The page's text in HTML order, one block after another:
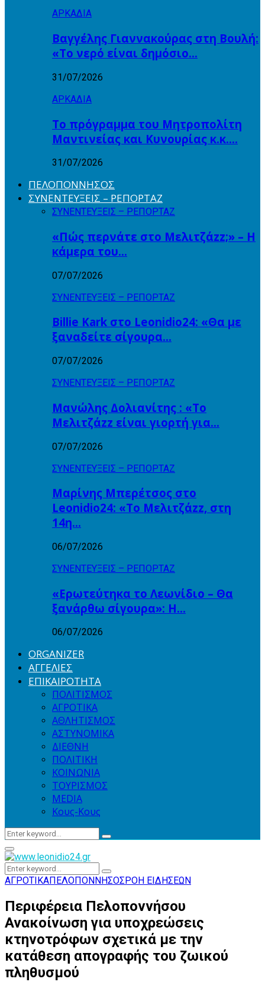
ΑΡΚΑΔΙΑ
Βαγγέλης Γιαννακούρας στη Βουλή:
«Το νερό είναι δημόσιο…
31/07/2026
ΑΡΚΑΔΙΑ
Το πρόγραμμα του Μητροπολίτη
Μαντινείας και Κυνουρίας κ.κ….
31/07/2026
ΠΕΛΟΠΟΝΝΗΣΟΣ
ΣΥΝΕΝΤΕΥΞΕΙΣ – ΡΕΠΟΡΤΑΖ
ΣΥΝΕΝΤΕΥΞΕΙΣ – ΡΕΠΟΡΤΑΖ
«Πώς περνάτε στο Μελιτζάzz;» – Η
κάμερα του…
07/07/2026
ΣΥΝΕΝΤΕΥΞΕΙΣ – ΡΕΠΟΡΤΑΖ
Billie Kark στο Leonidio24: «Θα με
ξαναδείτε σίγουρα…
07/07/2026
ΣΥΝΕΝΤΕΥΞΕΙΣ – ΡΕΠΟΡΤΑΖ
Μανώλης Δολιανίτης : «Το
Μελιτζάzz είναι γιορτή για…
07/07/2026
ΣΥΝΕΝΤΕΥΞΕΙΣ – ΡΕΠΟΡΤΑΖ
Μαρίνης Μπερέτσος στο
Leonidio24: «Το Μελιτζάzz, στη
14η…
06/07/2026
ΣΥΝΕΝΤΕΥΞΕΙΣ – ΡΕΠΟΡΤΑΖ
«Ερωτεύτηκα το Λεωνίδιο – Θα
ξανάρθω σίγουρα»: Η…
06/07/2026
ORGANIZER
ΑΓΓΕΛΙΕΣ
ΕΠΙΚΑΙΡΟΤΗΤΑ
ΠΟΛΙΤΙΣΜΟΣ
ΑΓΡΟΤΙΚΑ
ΑΘΛΗΤΙΣΜΟΣ
ΑΣΤΥΝΟΜΙΚΑ
ΔΙΕΘΝΗ
ΠΟΛΙΤΙΚΗ
ΚΟΙΝΩΝΙΑ
ΤΟΥΡΙΣΜΟΣ
MEDIA
Κους-Κους
Search
Search
Primary
Menu
Search
for:
Search
ΑΓΡΟΤΙΚΑΠΕΛΟΠΟΝΝΗΣΟΣ ΡΟΗ ΕΙΔΗΣΕΩΝ
Περιφέρεια Πελοποννήσου
Ανακοίνωση για υποχρεώσεις
κτηνοτρόφων σχετικά με την
κατάθεση απογραφής του ζωικού
πληθυσμού